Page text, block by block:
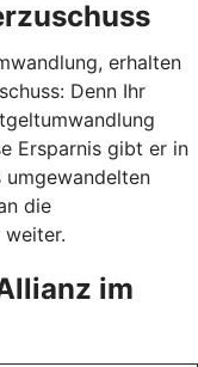
erhalten
Denn Ihr
Ersparnis gibt er in
umgewandelten
die
weiter.
im